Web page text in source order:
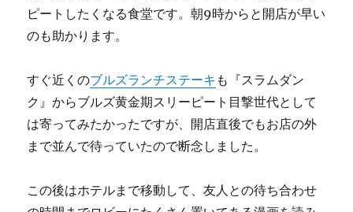
ピートしたくなる食堂です。朝9時からと開店が早い
のも助かります。
すぐ近くのブルズランチステーキ も『スラムダン
ク』からブルズ黄金期スリーピート目撃世代として
は寄ってみたかったですが、開店直後でもお店の外
まで並んで待っていたので断念しました。
この後はホテルまで移動して、友人との待ち合わせ